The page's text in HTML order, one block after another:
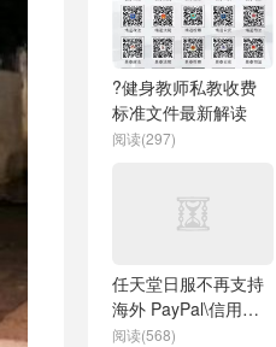
?健身教师私教收费
标准文件最新解读
阅读(297)
任天堂日服不再支持
海外 PayPal\信用卡
买游戏，这合理吗？
阅读(568)